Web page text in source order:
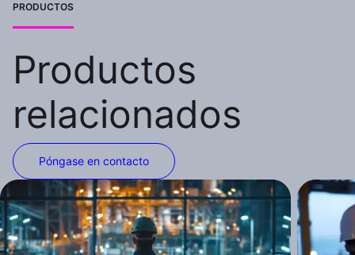
PRODUCTOS
Productos
relacionados
Póngase en contacto